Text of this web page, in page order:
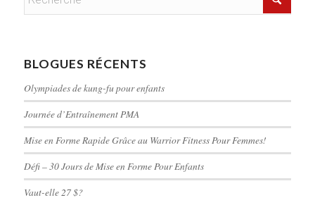
BLOGUES RÉCENTS
Olympiades de kung-fu pour enfants
Journée d’Entraînement PMA
Mise en Forme Rapide Grâce au Warrior Fitness Pour Femmes!
Défi – 30 Jours de Mise en Forme Pour Enfants
Vaut-elle 27 $?